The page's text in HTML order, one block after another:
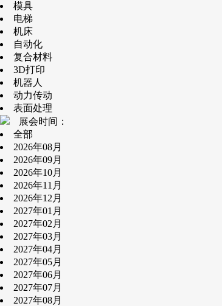
模具
电梯
机床
自动化
复合材料
3D打印
机器人
动力传动
表面处理
展会时间：
全部
2026年08月
2026年09月
2026年10月
2026年11月
2026年12月
2027年01月
2027年02月
2027年03月
2027年04月
2027年05月
2027年06月
2027年07月
2027年08月